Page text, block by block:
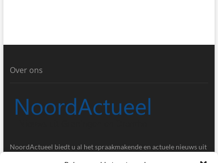
Over ons
NoordActueel biedt u al het spraakmakende en actuele nieuws uit